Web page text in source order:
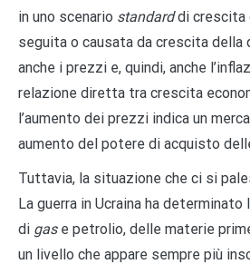
in uno scenario standarddi crescita
seguita o causata da crescita della
anche i prezzi e, quindi, anche
relazione diretta tra crescita
l’aumento dei prezzi indica un
aumento del potere di acquisto
Tuttavia, la situazione che ci si
La guerra in Ucraina ha determinato
di gase petrolio, delle materie
un livello che appare sempre più